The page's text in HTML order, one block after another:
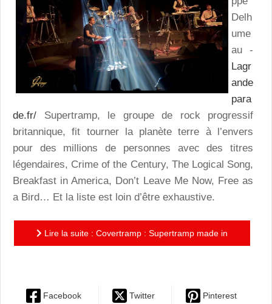
Delh
ume
au -
Lagr
ande
para
de.fr/ Supertramp, le groupe de rock progressif
britannique, fit tourner la planète terre à l’envers
pour des millions de personnes avec des titres
légendaires, Crime of the Century, The Logical Song,
Breakfast in America, Don’t Leave Me Now, Free as
a Bird… Et la liste est loin d’être exhaustive.
Lire la suite : Covertramp : Supertramp made in
Facebook Twitter Pinterest